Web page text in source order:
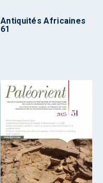
Antiquités Africaines
61